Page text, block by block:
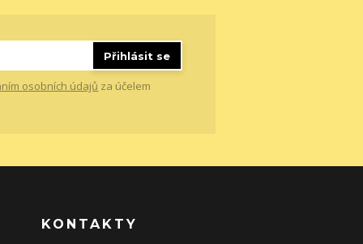
Přihlásit se
osobních údajů za účelem
KONTAKTY